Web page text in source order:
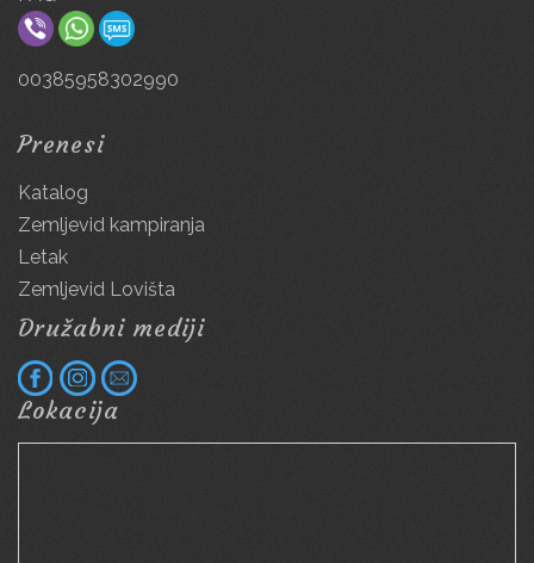
00385958302990
Prenesi
Katalog
Zemljevid kampiranja
Letak
Zemljevid Lovišta
Družabni mediji
Lokacija